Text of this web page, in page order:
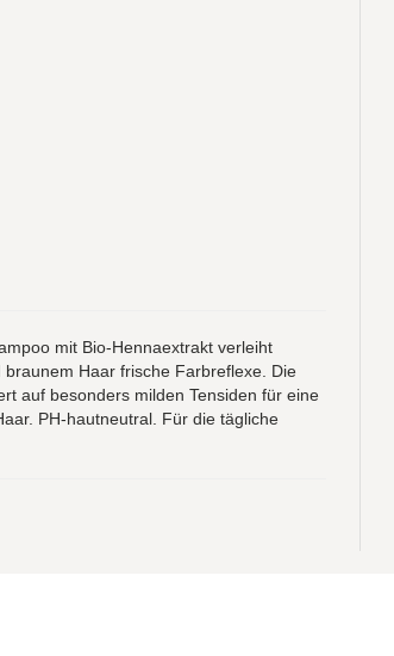
mit Bio-Hennaextrakt verleiht
Haar frische Farbreflexe. Die
auf besonders milden Tensiden für eine
PH-hautneutral. Für die tägliche